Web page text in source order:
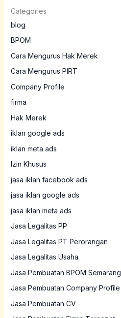
Categories
blog
BPOM
Cara Mengurus Hak Merek
Cara Mengurus PIRT
Company Profile
firma
Hak Merek
iklan google ads
iklan meta ads
Izin Khusus
jasa iklan facebook ads
jasa iklan google ads
jasa iklan meta ads
Jasa Legalitas PP
Jasa Legalitas PT Perorangan
Jasa Legalitas Usaha
Jasa Pembuatan BPOM Semarang
Jasa Pembuatan Company Profile
Jasa Pembuatan CV